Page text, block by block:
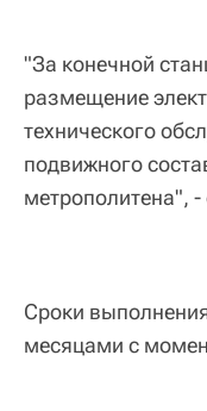
"За конечной
размещение
технического
подвижного
метрополитена", -
Сроки
месяцами с